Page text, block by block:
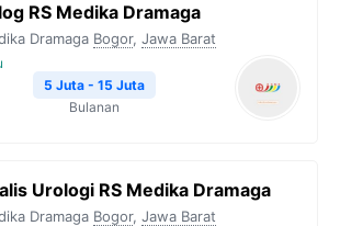
RS Medika Dramaga
Dramaga Bogor, Jawa Barat
5 Juta - 15 Juta
Bulanan
Urologi RS Medika Dramaga
Dramaga Bogor, Jawa Barat